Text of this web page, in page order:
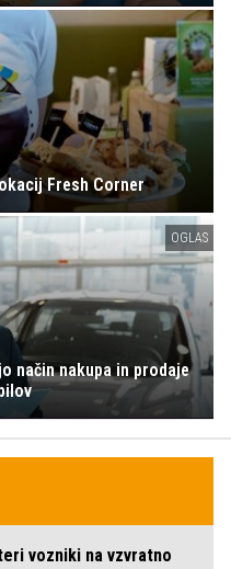
Fresh Corner
OGLAS
način nakupa in prodaje
vozniki na vzvratno